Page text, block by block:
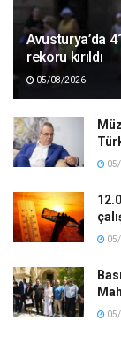
Avusturya’da
rekoru kırıldı
05/08/2026